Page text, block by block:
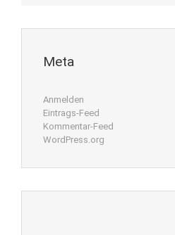
Meta
Anmelden
Eintrags-Feed
Kommentar-Feed
WordPress.org